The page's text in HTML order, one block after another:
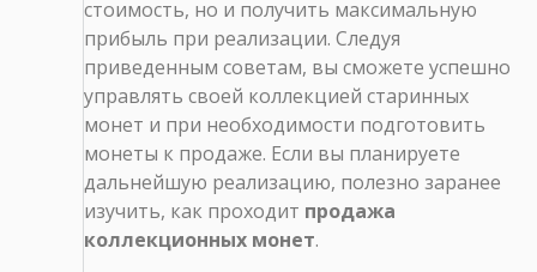
стоимость, но и получить максимальную
прибыль при реализации. Следуя
приведенным советам, вы сможете успешно
управлять своей коллекцией старинных
монет и при необходимости подготовить
монеты к продаже. Если вы планируете
дальнейшую реализацию, полезно заранее
изучить, как проходит продажа
коллекционных монет.